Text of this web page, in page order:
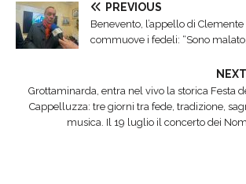
PREVIOUS
Benevento, l’appello di
commuove i fedeli: “Sono
NEXT
Grottaminarda, entra nel vivo la storica Festa
Cappelluzza: tre giorni tra fede, tradizione,
musica. Il 19 luglio il concerto dei